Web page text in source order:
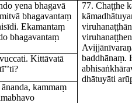
yena bhagavā
bhagavantaṃ
Ekamantaṃ
bhagavantaṃ
77. Chaṭṭhe
baddhānaṃ.
dhātuyāti
Kittāvatā
kammaṃ